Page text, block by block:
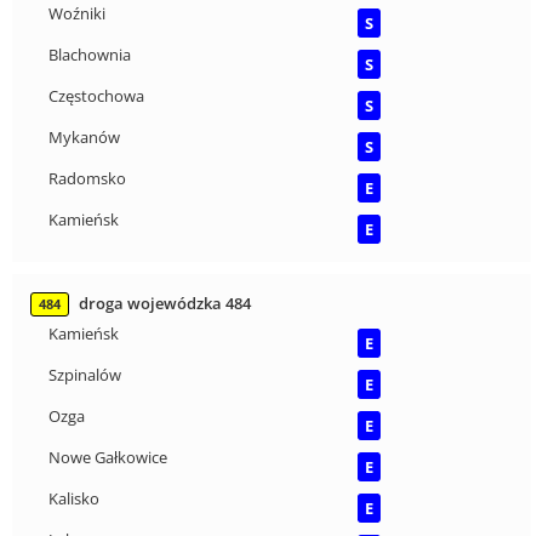
Woźniki
S
Blachownia
S
Częstochowa
S
Mykanów
S
Radomsko
E
Kamieńsk
E
484
droga wojewódzka 484
Kamieńsk
E
Szpinalów
E
Ozga
E
Nowe Gałkowice
E
Kalisko
E